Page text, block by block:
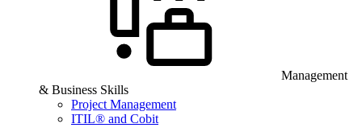
Management
& Business Skills
Project Management
ITIL® and Cobit